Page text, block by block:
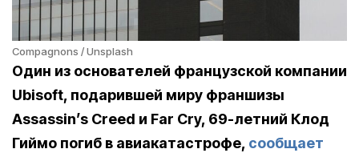
Compagnons / Unsplash
Один из основателей французской компании
Ubisoft, подарившей миру франшизы
Assassin’s Creed и Far Cry, 69-летний Клод
Гиймо погиб в авиакатастрофе, сообщает